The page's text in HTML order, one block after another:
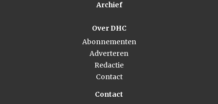
Archief
Over DHC
Abonnementen
Adverteren
Redactie
Contact
Contact